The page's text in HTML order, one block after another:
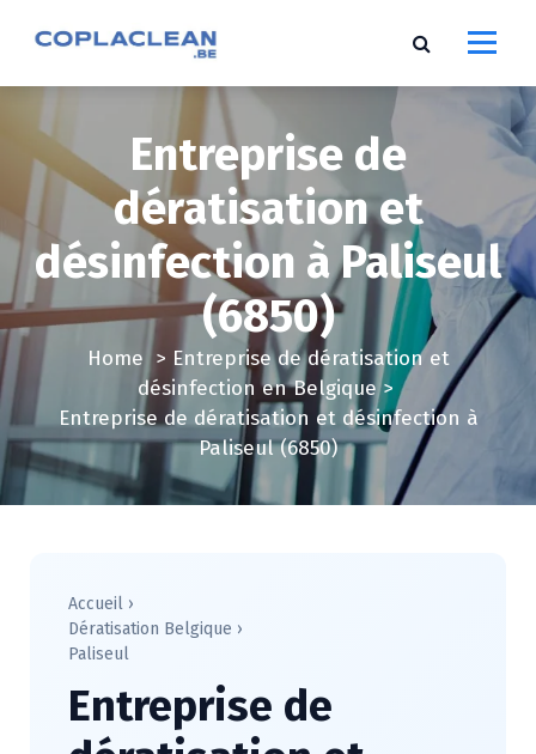
e
n
t
Entreprise de
dératisation et
désinfection à Paliseul
(6850)
Home > Entreprise de dératisation et
désinfection en Belgique>
Entreprise de dératisation et désinfection à
Paliseul (6850)
Accueil ›
Dératisation Belgique ›
Paliseul
Entreprise de